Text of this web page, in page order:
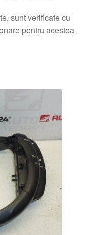
sunt verificate cu
pentru acestea